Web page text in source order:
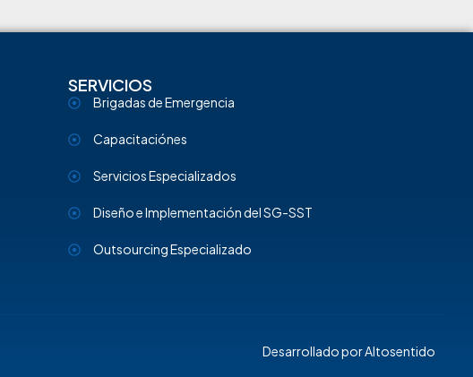
SERVICIOS
Brigadas de Emergencia
Capacitaciónes
Servicios Especializados
Diseño e Implementación del SG-SST
Outsourcing Especializado
Desarrollado porAltosentido